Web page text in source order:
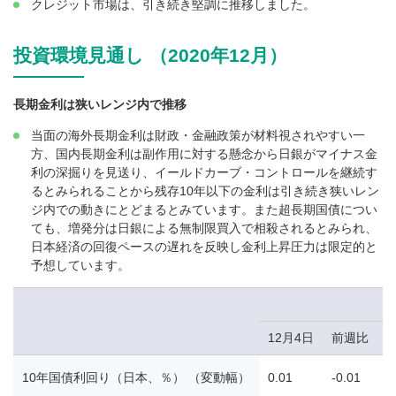
クレジット市場は、引き続き堅調に推移しました。
投資環境見通し （2020年12月）
長期金利は狭いレンジ内で推移
当面の海外長期金利は財政・金融政策が材料視されやすい一
方、国内長期金利は副作用に対する懸念から日銀がマイナス金
利の深掘りを見送り、イールドカーブ・コントロールを継続す
るとみられることから残存10年以下の金利は引き続き狭いレン
ジ内での動きにとどまるとみています。また超長期国債につい
ても、増発分は日銀による無制限買入で相殺されるとみられ、
日本経済の回復ペースの遅れを反映し金利上昇圧力は限定的と
予想しています。
12月4日 前週比
10年国債利回り（日本、％） （変動幅） 0.01 -0.01